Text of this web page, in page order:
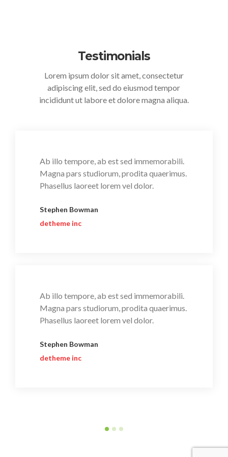
Testimonials
Lorem ipsum dolor sit amet, consectetur
adipiscing elit, sed do eiusmod tempor
incididunt ut labore et dolore magna aliqua.
Ab illo tempore, ab est sed immemorabili.
Magna pars studiorum, prodita quaerimus.
Phasellus laoreet lorem vel dolor.
Stephen Bowman
detheme inc
Ab illo tempore, ab est sed immemorabili.
Magna pars studiorum, prodita quaerimus.
Phasellus laoreet lorem vel dolor.
Stephen Bowman
detheme inc